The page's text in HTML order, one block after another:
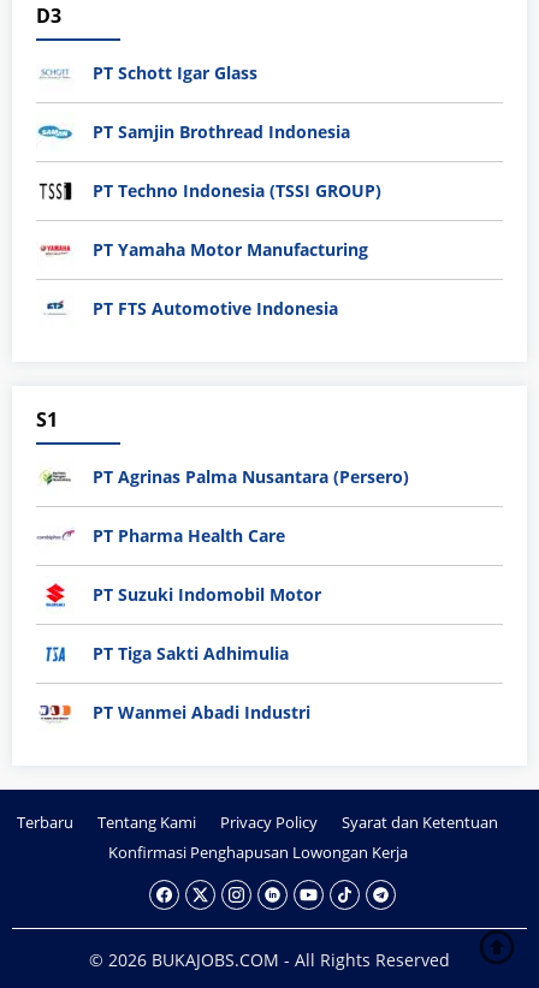
D3
PT Schott Igar Glass
PT Samjin Brothread Indonesia
PT Techno Indonesia (TSSI GROUP)
PT Yamaha Motor Manufacturing
PT FTS Automotive Indonesia
S1
PT Agrinas Palma Nusantara (Persero)
PT Pharma Health Care
PT Suzuki Indomobil Motor
PT Tiga Sakti Adhimulia
PT Wanmei Abadi Industri
Terbaru Tentang Kami Privacy Policy
Syarat dan Ketentuan
Konfirmasi Penghapusan Lowongan Kerja
© 2026 BUKAJOBS.COM - All Rights Reserved